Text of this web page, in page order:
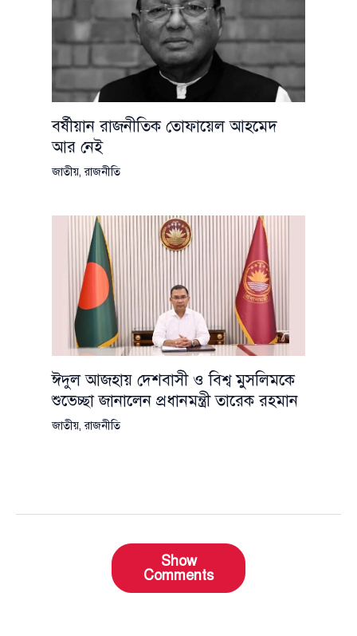
বর্ষীয়ান রাজনীতিক তোফায়েল আহমেদ
আর নেই
জাতীয়,রাজনীতি
ঈদুল আজহায় দেশবাসী ও বিশ্ব মুসলিমকে
শুভেচ্ছা জানালেন প্রধানমন্ত্রী তারেক রহমান
জাতীয়,রাজনীতি
Show
Comments